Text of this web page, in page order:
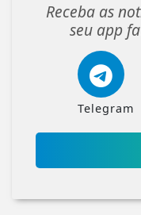
Receba as
seu app
Telegram